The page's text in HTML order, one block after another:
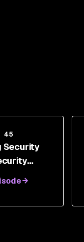
45
Security